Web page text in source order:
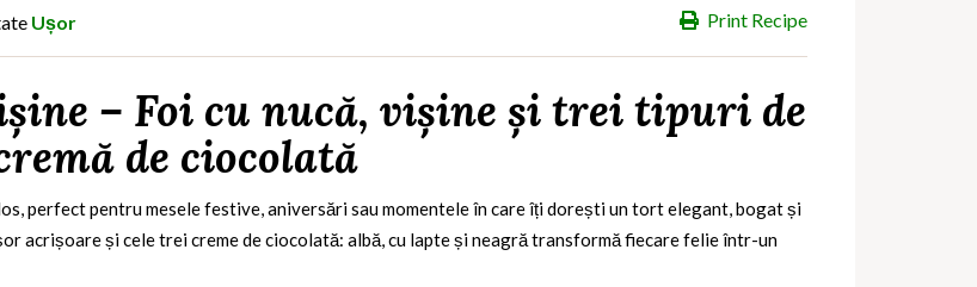
Print Recipe
Ușor
– Foi cu nucă, vișine și trei tipuri de
de ciocolată
perfect pentru mesele festive, aniversări sau momentele în care îți dorești un tort elegant, bogat și
acrișoare și cele trei creme de ciocolată: albă, cu lapte și neagră transformă fiecare felie într-un